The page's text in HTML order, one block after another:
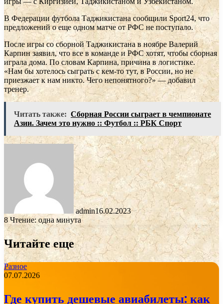
В Федерации футбола Таджикистана сообщили Sport24, что
предложений о еще одном матче от РФС не поступало.
После игры со сборной Таджикистана в ноябре Валерий
Карпин заявил, что все в команде и РФС хотят, чтобы сборная
играла дома. По словам Карпина, причина в логистике.
«Нам бы хотелось сыграть с кем-то тут, в России, но не
приезжает к нам никто. Чего непонятного?» — добавил
тренер.
Читать также: Сборная России сыграет в чемпионате
Азии. Зачем это нужно :: Футбол :: РБК Спорт
admin16.02.2023
8 Чтение: одна минута
Читайте еще
Разное
07.07.2026
Где купить дешевые авиабилеты: как